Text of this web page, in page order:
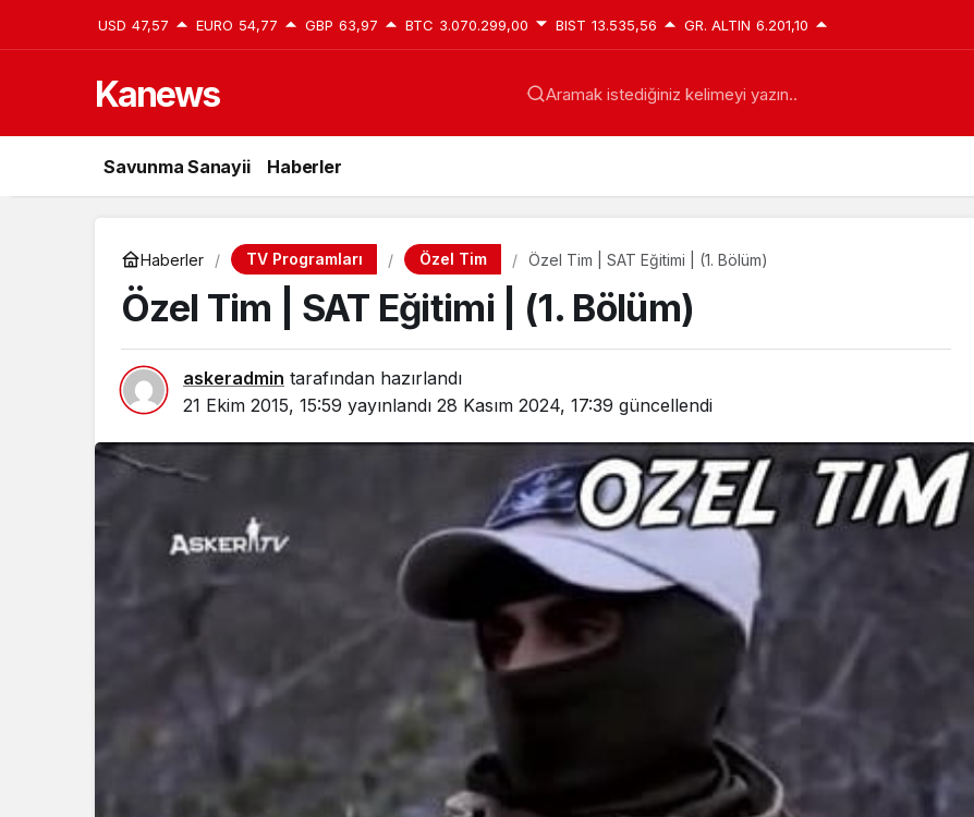
USD 47,57 EURO 54,77 GBP 63,97 BTC 3.070.299,00 BIST 13.535,56 GR. ALTIN 6.201,10
Kanews Aramak istediğiniz kelimeyi yazın..
Savunma Sanayii Haberler
Haberler TV Programları Özel Tim Özel Tim | SAT Eğitimi | (1. Bölüm)
Özel Tim | SAT Eğitimi | (1. Bölüm)
askeradmin tarafından hazırlandı
21 Ekim 2015, 15:59 yayınlandı 28 Kasım 2024, 17:39 güncellendi